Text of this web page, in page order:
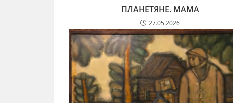
ПЛАНЕТЯНЕ. МАМА
27.05.2026